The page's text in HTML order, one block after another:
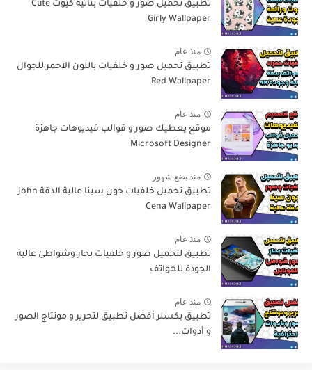
تطبيق تحميل صور و خلفيات بناتية كيوت Cute
Girly Wallpaper
منذ عام
تطبيق تحميل صور و خلفيات باللون الاحمر للجوال
Red Wallpaper
منذ عام
موقع يعطيك صور و قوالب فيديوهات جاهزة
Microsoft Designer
منذ بضع شهور
تطبيق تحميل خلفيات جون سينا عالية الدقة John
Cena Wallpaper
منذ عام
تطبيق لتحميل صور و خلفيات بحار وشواطئ عالية
الجودة للهواتف
منذ عام
تطبيق بكسلر أفضل تطبيق لتحرير و مونتاج الصور
و أدوات...